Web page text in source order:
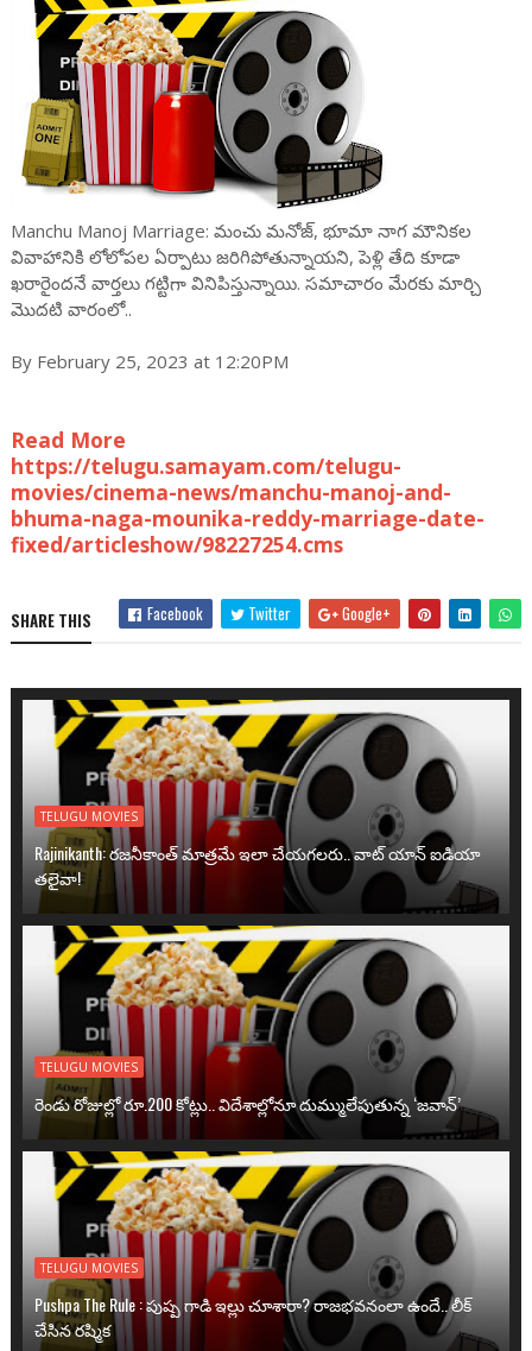
Manchu Manoj Marriage: మంచు మ‌నోజ్‌, భూమా నాగ మౌనిక‌ల
వివాహానికి లోలోప‌ల ఏర్పాటు జ‌రిగిపోతున్నాయ‌ని, పెళ్లి తేది కూడా
ఖ‌రారైంద‌నే వార్త‌లు గ‌ట్టిగా వినిపిస్తున్నాయి. స‌మాచారం మేర‌కు మార్చి
మొద‌టి వారంలో..
By February 25, 2023 at 12:20PM
Read More
https://telugu.samayam.com/telugu-
movies/cinema-news/manchu-manoj-and-
bhuma-naga-mounika-reddy-marriage-date-
fixed/articleshow/98227254.cms
SHARE THIS Facebook Twitter Google+
TELUGU MOVIES
Rajinikanth: రజనీకాంత్ మాత్రమే ఇలా చేయగలరు.. వాట్ యాన్ ఐడియా
తలైవా!
TELUGU MOVIES
రెండు రోజుల్లో రూ.200 కోట్లు.. విదేశాల్లోనూ దుమ్ములేపుతున్న ‘జవాన్’
TELUGU MOVIES
Pushpa The Rule : పుష్ప గాడి ఇల్లు చూశారా? రాజభవనంలా ఉందే.. లీక్
చేసిన రష్మిక